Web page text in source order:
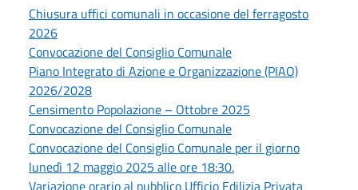
Chiusura uffici comunali in occasione del ferragosto
2026
Convocazione del Consiglio Comunale
Piano Integrato di Azione e Organizzazione (PIAO)
2026/2028
Censimento Popolazione – Ottobre 2025
Convocazione del Consiglio Comunale
Convocazione del Consiglio Comunale per il giorno
lunedì 12 maggio 2025 alle ore 18:30.
Variazione orario al pubblico Ufficio Edilizia Privata